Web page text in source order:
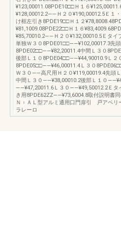
¥123,00011.08PDE10□□Ｈ１６
¥128,00012.2――Ｈ２０¥190,00012.5Ｅ１
け框左引き8PDE19□□Ｈ１２
¥81,1009.08PDE22□□Ｈ１６
¥85,70010.2――Ｈ２０¥132,00010.5Ｅタイ
単独Ｗ３０8PDE01□□――¥102,00017.3先
8PDE02□□――¥82,20011.4中間Ｌ３０
後部Ｌ１０8PDE04□□――¥44,90010.9Ｌ２
8PDE05□□――¥46,00011.4Ｌ３０
Ｗ３０――高尺用Ｈ２０¥119,00019.4先頭
中間Ｌ３０――¥38,00010.2後部Ｌ１０
――¥47,20011.6Ｌ３０――¥49,50012.2Ｅタ
き用8PDE62ZZ――¥73,6004.8取付説明書
Ｎ︲ＡＬ型アルミ通用口門扉引 戸アペリ
ラレーロ